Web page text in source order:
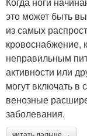
это может быть
из самых
кровоснабжение,
неправильным
активности или
могут включать в
венозные
заболевания.